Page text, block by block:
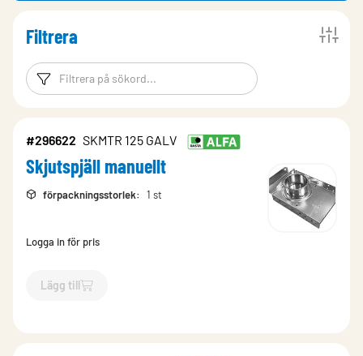
Filtrera
Filtreringsord Filtrera
#296622 SKMTR 125 GALV
Skjutspjäll manuellt
förpackningsstorlek: 1 st
Logga in för pris
Lägg till
`$Lägg till